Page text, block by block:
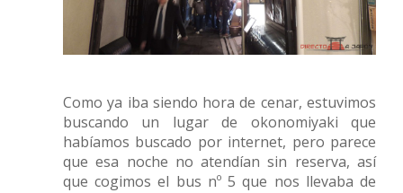
Como ya iba siendo hora de cenar, estuvimos
buscando un lugar de okonomiyaki que
habíamos buscado por internet, pero parece
que esa noche no atendían sin reserva, así
que cogimos el bus nº 5 que nos llevaba de